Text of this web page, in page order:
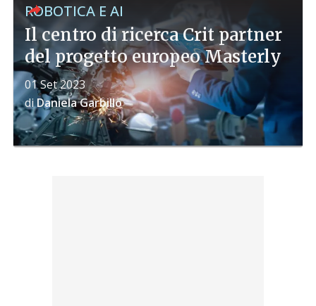
ROBOTICA E AI
Il centro di ricerca Crit partner
del progetto europeo Masterly
01 Set 2023
diDaniela Garbillo